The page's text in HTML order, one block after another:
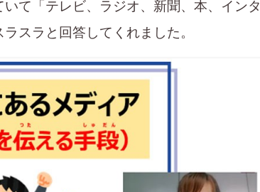
て「テレビ、ラジオ、新聞、本、インタ
スラと回答してくれました。